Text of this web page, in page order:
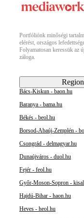
Portfóliónk minőségi
elérést, országos
Folyamatosan keressük az
záloga.
Bács-Kiskun - baon.hu
Baranya - bama.hu
Békés - beol.hu
Borsod-Abaúj-Zemplén -
Csongrád - delmagyar.hu
Dunaújváros - duol.hu
Fejér - feol.hu
Győr-Moson-Sopron -
Hajdú-Bihar - haon.hu
Heves - heol.hu